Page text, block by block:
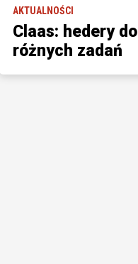
AKTUALNOŚCI
Claas: hedery do
różnych zadań